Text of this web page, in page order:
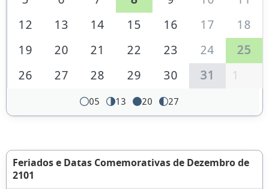
12
13 14 15 16 17
18
19
20 21 22 23 24
25
26
27 28 29 30 31 1
05 13 20 27
Feriados e Datas Comemorativas de Dezembro de
2101